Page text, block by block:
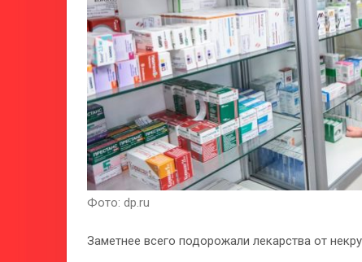
Фото: dp.ru
Заметнее всего подорожали лекарства от